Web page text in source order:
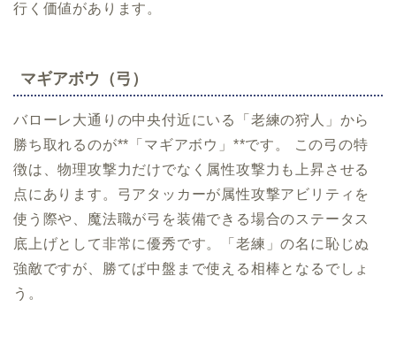
行く価値があります。
マギアボウ（弓）
バローレ大通りの中央付近にいる「老練の狩人」から
勝ち取れるのが**「マギアボウ」**です。 この弓の特
徴は、物理攻撃力だけでなく属性攻撃力も上昇させる
点にあります。弓アタッカーが属性攻撃アビリティを
使う際や、魔法職が弓を装備できる場合のステータス
底上げとして非常に優秀です。「老練」の名に恥じぬ
強敵ですが、勝てば中盤まで使える相棒となるでしょ
う。